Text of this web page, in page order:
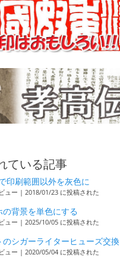
ている記事
印刷範囲以外を灰色に
ュー | 2018/01/23 に投稿された
の背景を単色にする
ュー | 2025/10/05 に投稿された
のシガーライターヒューズ交換
ュー | 2020/05/04 に投稿された